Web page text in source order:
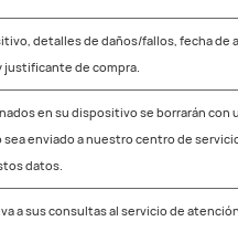
detalles de daños/fallos, fecha de
justificante de compra.
en su dispositivo se borrarán con
enviado a nuestro centro de
datos.
a sus consultas al servicio de